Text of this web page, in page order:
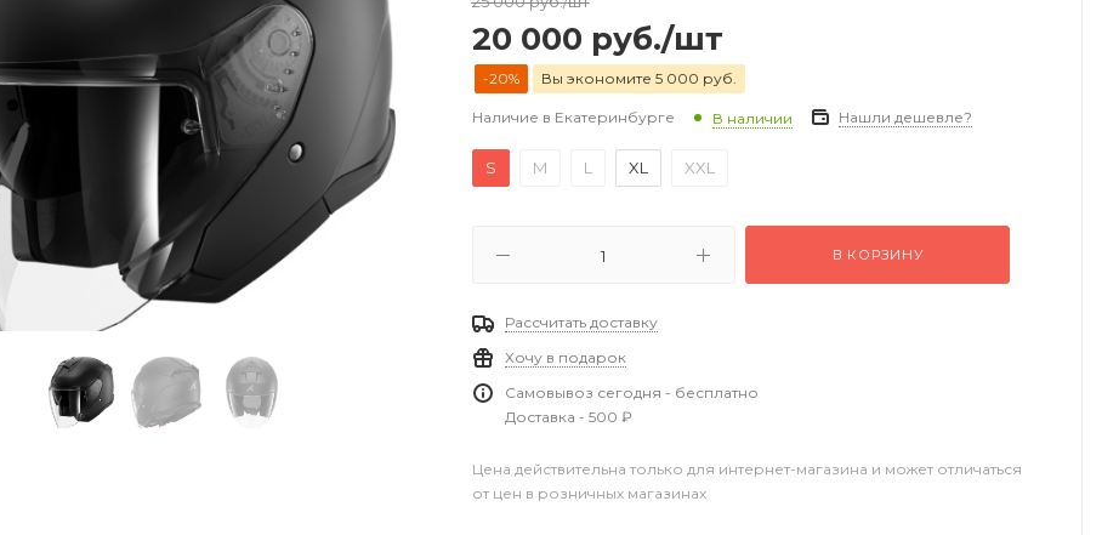
20 000 руб./шт
-20% Вы экономите 5 000 руб.
Наличие в Екатеринбурге В наличии Нашли дешевле?
S M L XL XXL
В КОРЗИНУ
Рассчитать доставку
Хочу в подарок
Самовывоз сегодня - бесплатно
Доставка - 500 ₽
Цена действительна только для интернет-магазина и может отличаться
от цен в розничных магазинах